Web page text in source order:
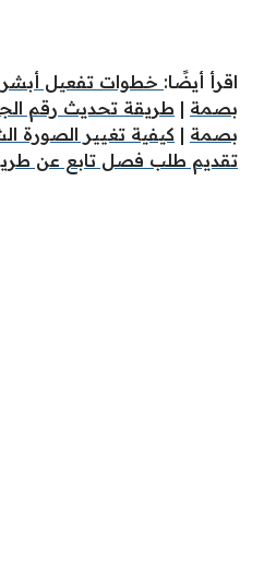
اقرأ أيضًا: خطوات تفعيل
بصمة | طريقة تحديث رقم
بصمة | كيفية تغيير الصورة
تقديم طلب فصل تابع عن